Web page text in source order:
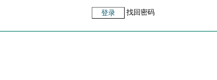
找回密码